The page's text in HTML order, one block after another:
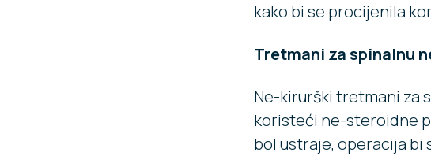
kako bi se procijenila
Tretmani za spinalnu
Ne-kirurški tretmani za
koristeći ne-steroidne
bol ustraje, operacija bi